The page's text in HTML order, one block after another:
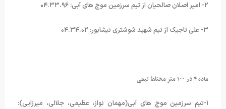
۲- امیر اصلان صالحیان از تیم سرزمین موج های آبی: ۰۴.۳۳.۹۶
۳- علی تاجیک از تیم شهید شوشتری نیشابور: ۰۴.۳۴.۰۲
ماده ۴ در ۱۰۰ متر مختلط تیمی
۱-تیم سرزمین موج های آبی(مهمان نواز، عظیمی، جلالی، میرزایی):